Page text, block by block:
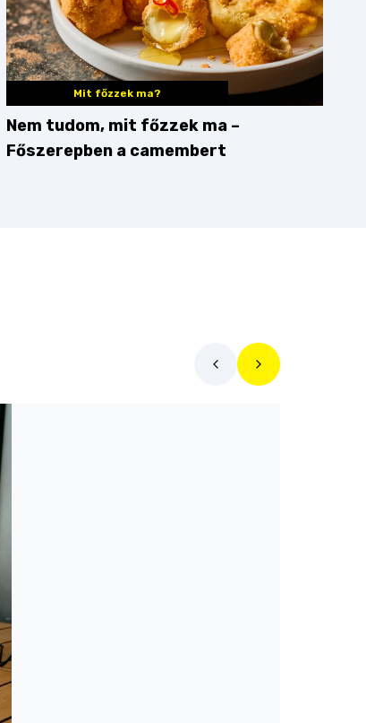
Mit főzzek ma?
Nem tudom, mit főzzek ma –
Főszerepben a camembert